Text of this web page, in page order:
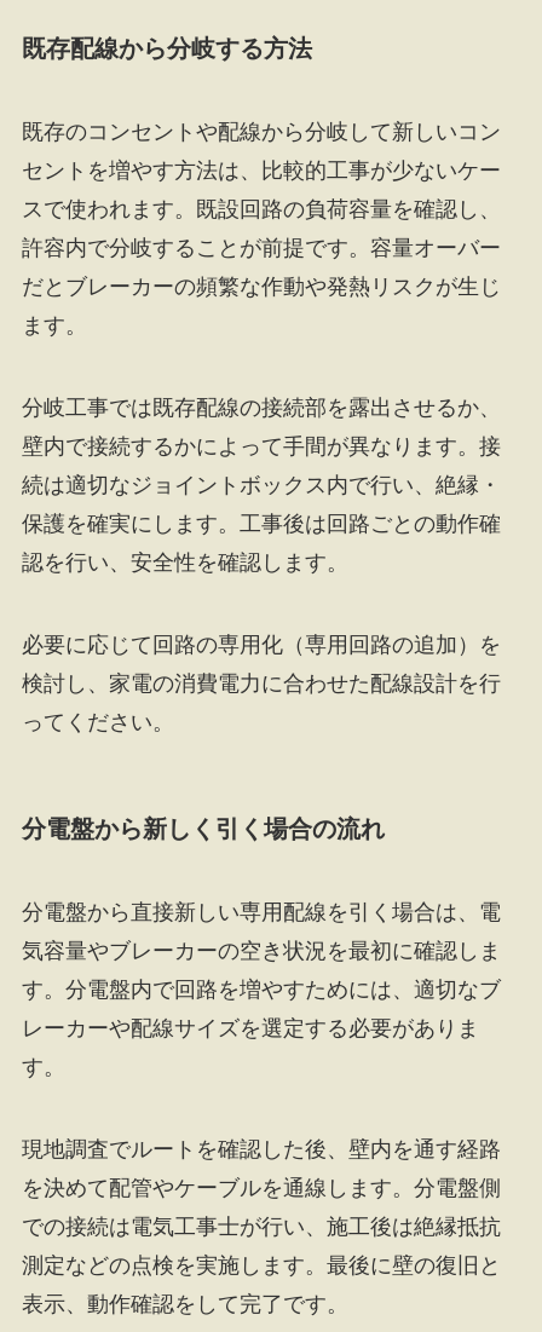
既存配線から分岐する方法
既存のコンセントや配線から分岐して新しいコン
セントを増やす方法は、比較的工事が少ないケー
スで使われます。既設回路の負荷容量を確認し、
許容内で分岐することが前提です。容量オーバー
だとブレーカーの頻繁な作動や発熱リスクが生じ
ます。
分岐工事では既存配線の接続部を露出させるか、
壁内で接続するかによって手間が異なります。接
続は適切なジョイントボックス内で行い、絶縁・
保護を確実にします。工事後は回路ごとの動作確
認を行い、安全性を確認します。
必要に応じて回路の専用化（専用回路の追加）を
検討し、家電の消費電力に合わせた配線設計を行
ってください。
分電盤から新しく引く場合の流れ
分電盤から直接新しい専用配線を引く場合は、電
気容量やブレーカーの空き状況を最初に確認しま
す。分電盤内で回路を増やすためには、適切なブ
レーカーや配線サイズを選定する必要がありま
す。
現地調査でルートを確認した後、壁内を通す経路
を決めて配管やケーブルを通線します。分電盤側
での接続は電気工事士が行い、施工後は絶縁抵抗
測定などの点検を実施します。最後に壁の復旧と
表示、動作確認をして完了です。